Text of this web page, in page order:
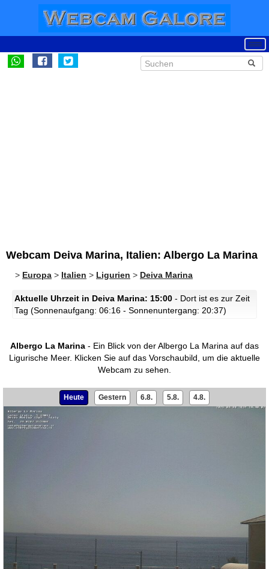
Webcam Deiva Marina, Italien: Albergo La Marina
> Europa > Italien > Ligurien > Deiva Marina
Aktuelle Uhrzeit in Deiva Marina: 15:00 - Dort ist es zur Zeit
Tag (Sonnenaufgang: 06:16 - Sonnenuntergang: 20:37)
Albergo La Marina - Ein Blick von der Albergo La Marina auf das
Ligurische Meer. Klicken Sie auf das Vorschaubild, um die aktuelle
Webcam zu sehen.
Heute Gestern 6.8. 5.8. 4.8.